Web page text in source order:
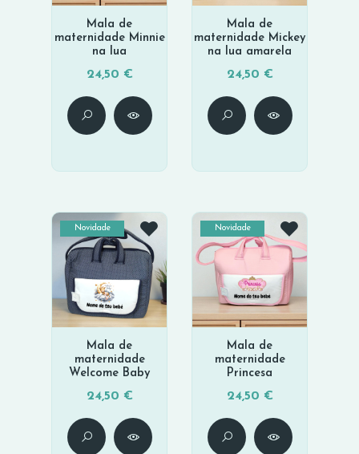
Mala de
maternidade Minnie
na lua
24,50 €
Mala de
maternidade Mickey
na lua amarela
24,50 €
Novidade
Mala de
maternidade
Welcome Baby
24,50 €
Novidade
Mala de
maternidade
Princesa
24,50 €